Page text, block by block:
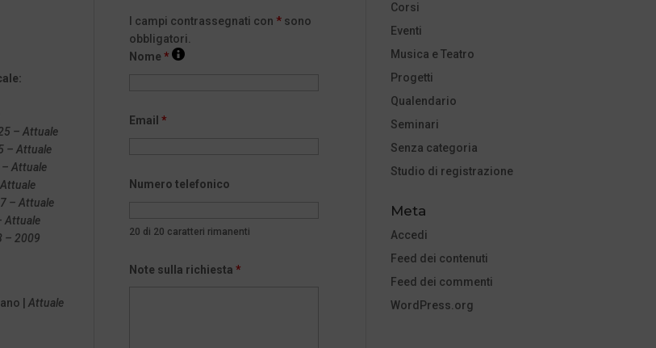
– Attuale
– Attuale
Attuale
– Attuale
Attuale
– 2009
|Attuale
I campi contrassegnati con * sono
obbligatori.
Nome*
Email*
Numero telefonico
20 di 20 caratteri rimanenti
Note sulla richiesta*
Corsi
Eventi
Musica e Teatro
Progetti
Qualendario
Seminari
Senza categoria
Studio di registrazione
Meta
Accedi
Feed dei contenuti
Feed dei commenti
WordPress.org